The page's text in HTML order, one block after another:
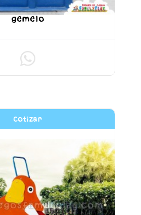
infantiles modelo
gemelo
Cotizar